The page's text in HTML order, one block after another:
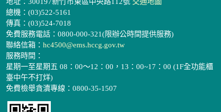
總機：(03)522-5161
傳真：(03)524-7018
免費服務電話：0800-000-321(限辦公時間提供服務)
聯絡信箱： hc4500@ems.hccg.gov.tw
服務時間：
星期一至星期五 08：00～12：00，13：00~17：00 (1F全功能櫃
臺中午不打烊)
免費檢舉貪瀆專線：0800-35-1507